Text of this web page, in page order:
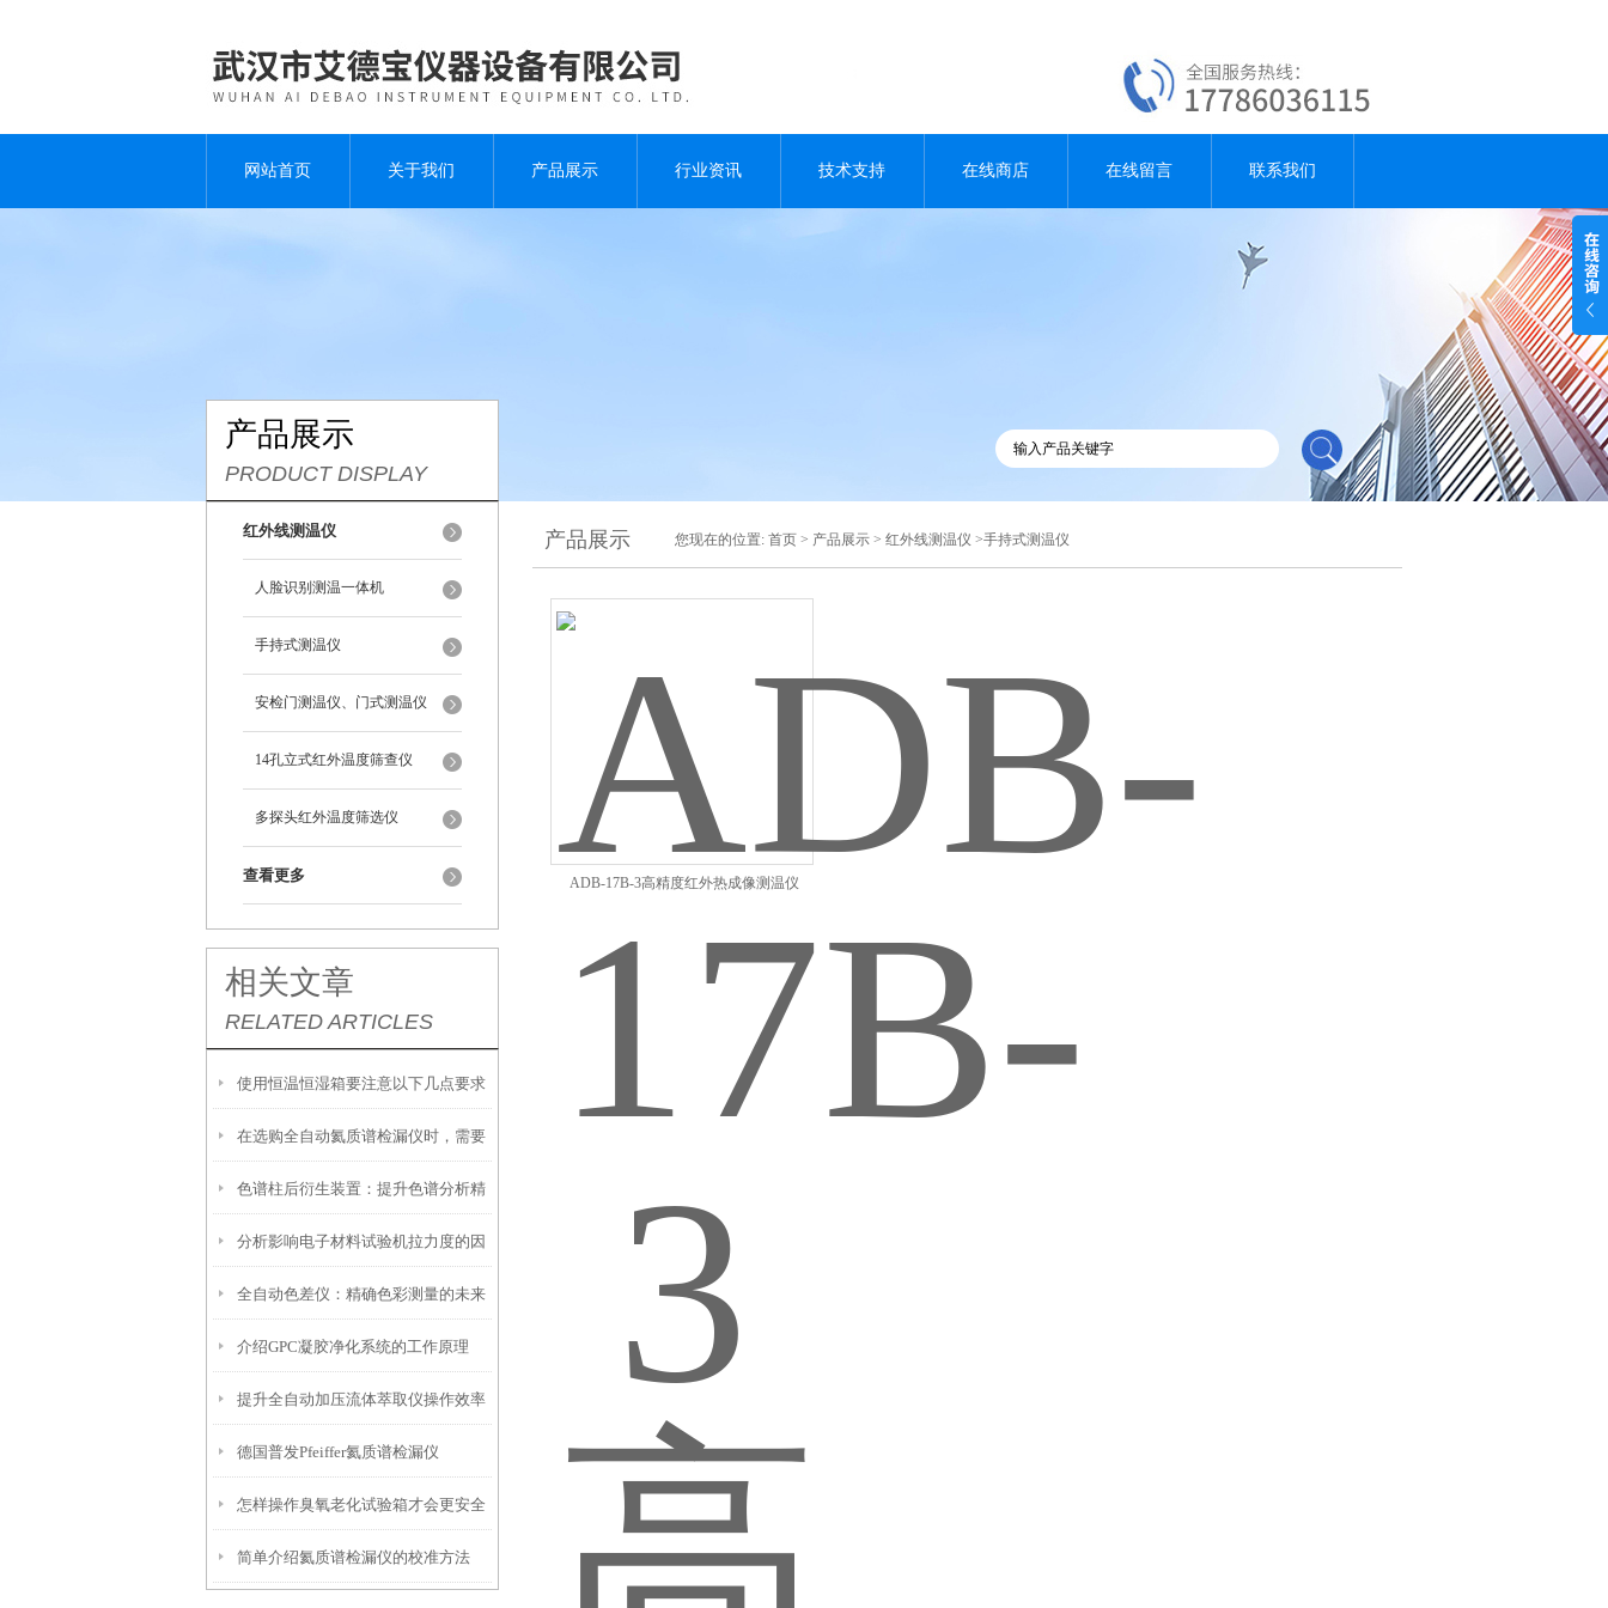
网站首页 关于我们 产品展示 行业资讯 技术支持 在线商店 在线留言 联系我们
产品展示
PRODUCT DISPLAY
红外线测温仪
人脸识别测温一体机
手持式测温仪
安检门测温仪、门式测温仪
14孔立式红外温度筛查仪
多探头红外温度筛选仪
查看更多
相关文章
RELATED ARTICLES
使用恒温恒湿箱要注意以下几点要求
在选购全自动氦质谱检漏仪时，需要
考虑以下因素
色谱柱后衍生装置：提升色谱分析精
度的利器
分析影响电子材料试验机拉力度的因
素
全自动色差仪：精确色彩测量的未来
介绍GPC凝胶净化系统的工作原理
提升全自动加压流体萃取仪操作效率
与萃取精度的优化策略
德国普发Pfeiffer氦质谱检漏仪
怎样操作臭氧老化试验箱才会更安全
简单介绍氦质谱检漏仪的校准方法
产品展示 您现在的位置: 首页 > 产品展示 > 红外线测温仪 >手持式测温仪
ADB-17B-3高精度红外热成像测温仪